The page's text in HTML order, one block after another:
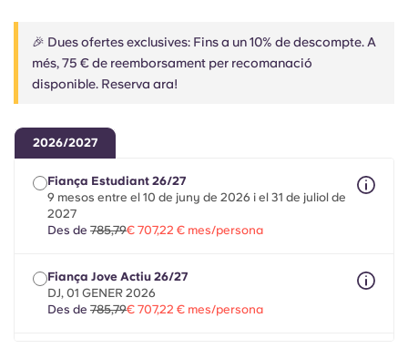
Deutsch
🎉 Dues ofertes exclusives: Fins a un 10% de descompte. A
més, 75 € de reemborsament per recomanació
disponible. Reserva ara!
2026/2027
Fiança Estudiant 26/27
9 mesos entre el 10 de juny de 2026 i el 31 de juliol de
2027
Des de 785,79€ 707,22 € mes/persona
Fiança Jove Actiu 26/27
DJ, 01 GENER 2026
Des de 785,79€ 707,22 € mes/persona